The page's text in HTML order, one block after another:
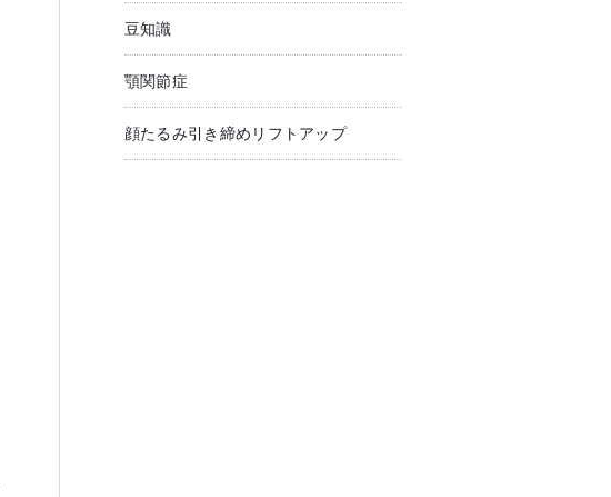
豆知識
顎関節症
顔たるみ引き締めリフトアップ